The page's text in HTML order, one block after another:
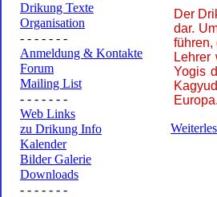
Drikung Texte
Organisation
- - - - - - -
Anmeldung & Kontakte
Forum
Mailing List
- - - - - - -
Web Links
zu Drikung Info
Kalender
Bilder Galerie
Downloads
- - - - - - -
Der
dar.
führen,
Yogis
Europa.